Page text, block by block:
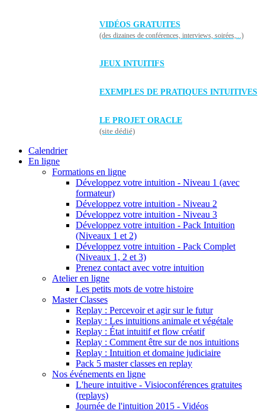
VIDÉOS GRATUITES
(des dizaines de conférences, interviews, soirées,...)
JEUX INTUITIFS
EXEMPLES DE PRATIQUES INTUITIVES
LE PROJET ORACLE
(site dédié)
Calendrier
En ligne
Formations en ligne
Développez votre intuition - Niveau 1 (avec
formateur)
Développez votre intuition - Niveau 2
Développez votre intuition - Niveau 3
Développez votre intuition - Pack Intuition
(Niveaux 1 et 2)
Développez votre intuition - Pack Complet
(Niveaux 1, 2 et 3)
Prenez contact avec votre intuition
Atelier en ligne
Les petits mots de votre histoire
Master Classes
Replay : Percevoir et agir sur le futur
Replay : Les intuitions animale et végétale
Replay : État intuitif et flow créatif
Replay : Comment être sur de nos intuitions
Replay : Intuition et domaine judiciaire
Pack 5 master classes en replay
Nos événements en ligne
L'heure intuitive - Visioconférences gratuites
(replays)
Journée de l'intuition 2015 - Vidéos